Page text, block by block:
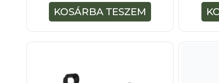
-
b
ő
l
KOSÁRBA TESZEM